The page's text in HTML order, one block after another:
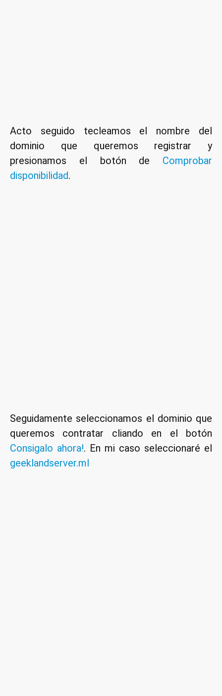
Acto seguido tecleamos el nombre del
dominio que queremos registrar y
presionamos el botón de Comprobar
disponibilidad.
Seguidamente seleccionamos el dominio que
queremos contratar cliando en el botón
Consigalo ahora!. En mi caso seleccionaré el
geeklandserver.ml